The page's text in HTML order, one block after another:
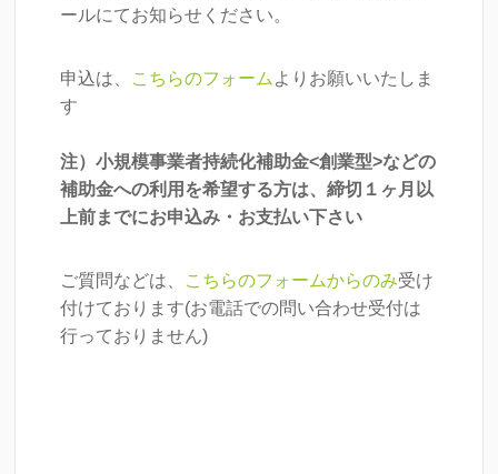
ールにてお知らせください。
申込は、 こちらのフォーム よりお願いいたしま
す
注）小規模事業者持続化補助金<創業型>などの
補助金への利用を希望する方は、締切１ヶ月以
上前までにお申込み・お支払い下さい
ご質問などは、 こちらのフォームからのみ受け
付けております(お電話での問い合わせ受付は
行っておりません)